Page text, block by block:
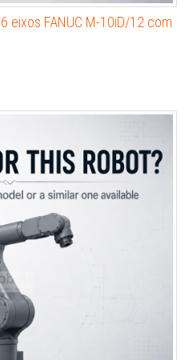
eixos FANUC M-10iD/12 com